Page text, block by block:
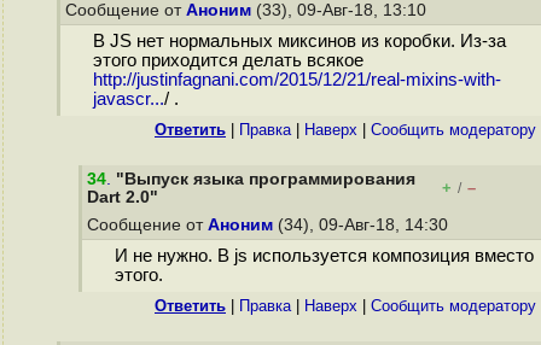
Сообщение от Аноним (33), 09-Авг-18, 13:10
В JS нет нормальных миксинов из коробки. Из-за
этого приходится делать всякое
http://justinfagnani.com/2015/12/21/real-mixins-with-
javascr.../ .
Ответить Правка| Наверх Cообщить модератору
34. "Выпуск языка программирования
Dart 2.0"
+ / –
Сообщение от Аноним (34), 09-Авг-18, 14:30
И не нужно. В js используется композиция вместо
этого.
Ответить Правка| Наверх Cообщить модератору